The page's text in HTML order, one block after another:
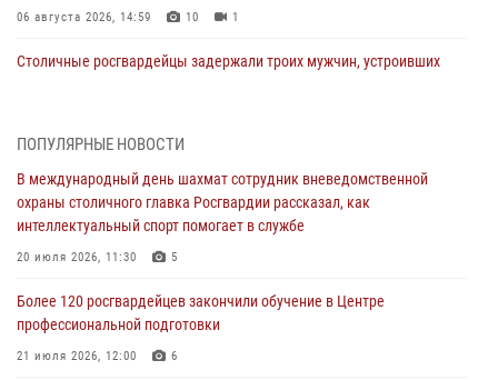
06 августа 2026, 14:59 10 1
Столичные росгвардейцы задержали троих мужчин, устроивших
матче в Москве обеспечила Росгвардия (видео)
06 августа 2026, 08:30
Столичные росгвардейцы задержали мужчину, устроившего дебош
05 августа 2026, 12:39
Московские росгвардейцы обеспечили безопасность проведения
ПОПУЛЯРНЫЕ НОВОСТИ
В международный день шахмат сотрудник вневедомственной
охраны столичного главка Росгвардии рассказал, как
интеллектуальный спорт помогает в службе
20 июля 2026, 11:30 5
Более 120 росгвардейцев закончили обучение в Центре
профессиональной подготовки
21 июля 2026, 12:00 6